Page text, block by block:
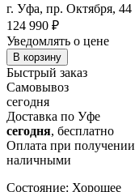
г. Уфа, пр. Октября, 44
124 990 ₽
Уведомлять о цене
В корзину
Быстрый заказ
Самовывоз
сегодня
Доставка по Уфе
сегодня, бесплатно
Оплата при получении
наличными
Состояние: Хорошее